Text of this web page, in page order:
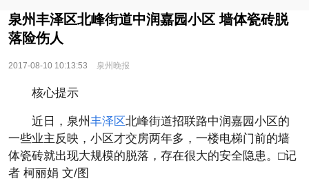
泉州丰泽区北峰街道中润嘉园小区 墙体瓷砖脱
落险伤人
2017-08-10 10:13:53 泉州晚报
核心提示
近日，泉州 丰泽区北峰街道招联路中润嘉园小区的
一些业主反映，小区才交房两年多，一楼电梯门前的墙
体瓷砖就出现大规模的脱落，存在很大的安全隐患。□记
者 柯丽娟 文/图